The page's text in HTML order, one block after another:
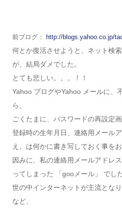
前ブログ： http://blogs.yahoo.co.jp/
何とか復活させようと、ネット検
が、結局ダメでした。
とても悲しい。。。！！
Yahoo ブログやYahoo メールに、
ら、
ごくたまに、パスワードの再設定
登録時の生年月日、連絡用メール
え、は何かに書き写しておく事をお
因みに、私の連絡用メールアドレ
ってしまった 「gooメール」 でした
世の中インターネットが主流とな
など、